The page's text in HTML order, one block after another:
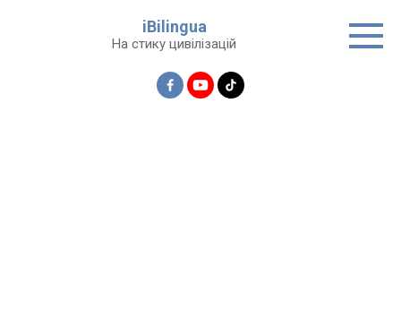
iBilingua
На стику цивілізацій